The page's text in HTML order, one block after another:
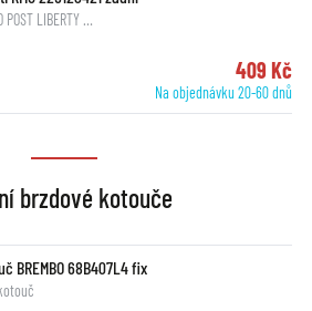
POST LIBERTY …
409 Kč
Na objednávku 20-60 dnů
brzdové kotouče
BREMBO 68B407L4 fix